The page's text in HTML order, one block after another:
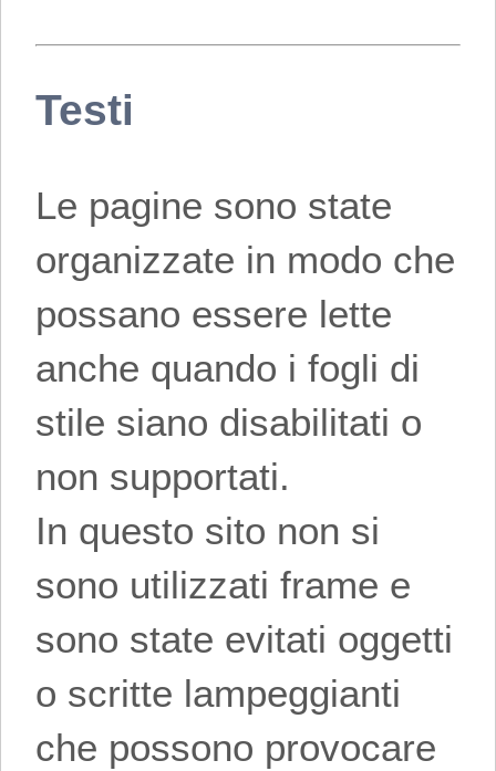
Testi
Le pagine sono state
organizzate in modo che
possano essere lette
anche quando i fogli di
stile siano disabilitati o
non supportati.
In questo sito non si
sono utilizzati frame e
sono state evitati oggetti
o scritte lampeggianti
che possono provocare